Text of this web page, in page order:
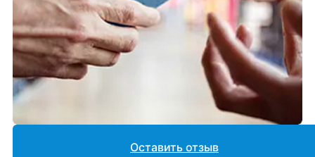
Оставить отзыв